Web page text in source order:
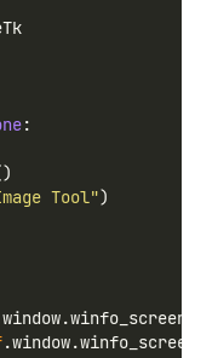
:
Tool")